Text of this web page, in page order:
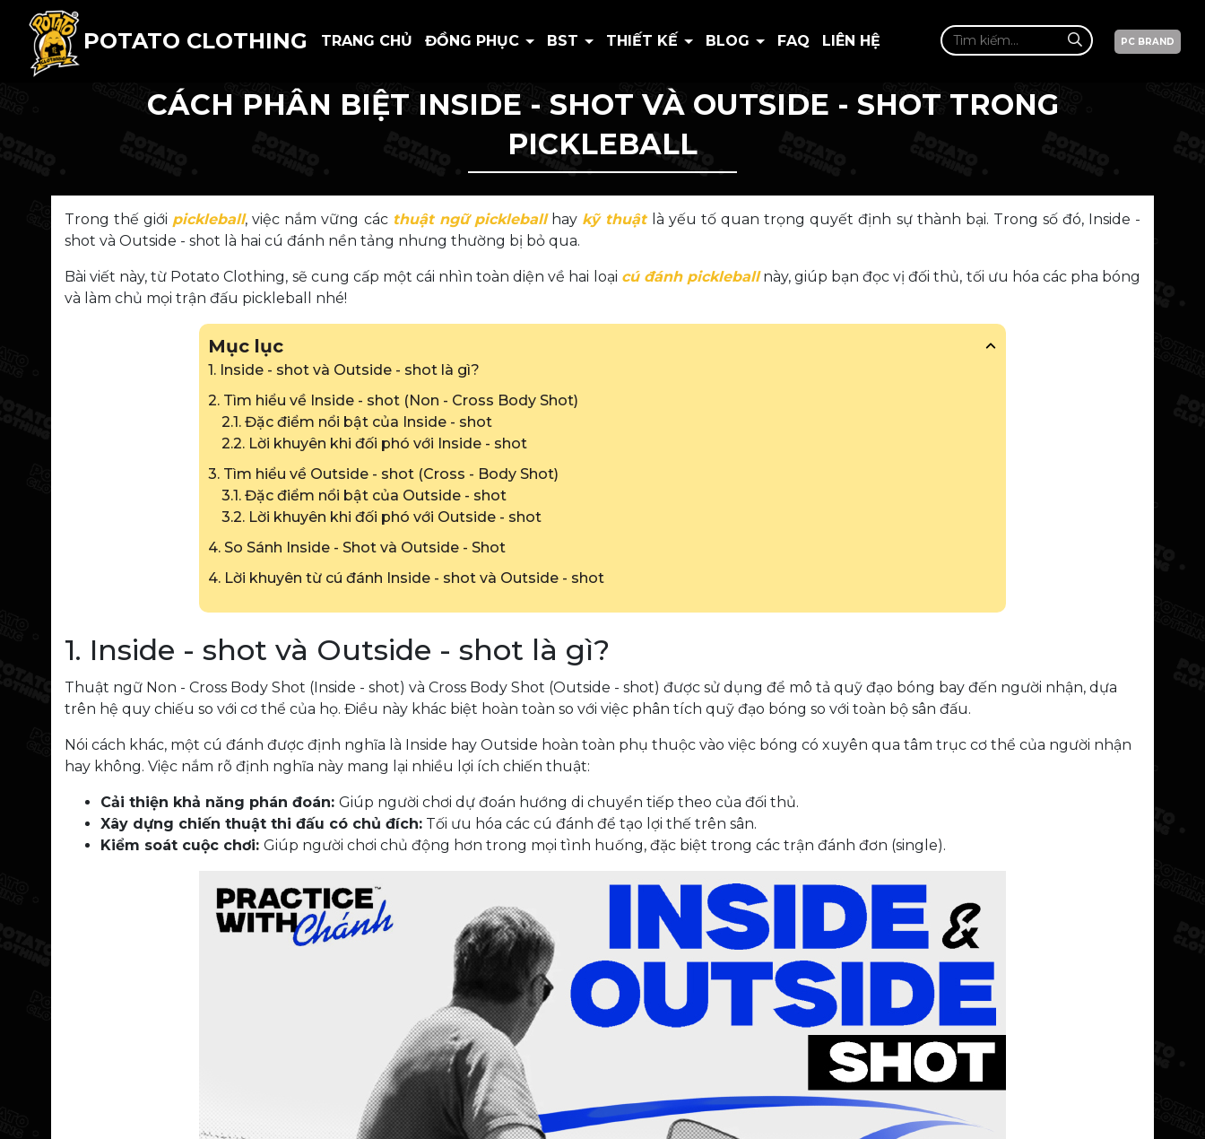
POTATO CLOTHING TRANG CHỦ ĐỒNG PHỤC BST THIẾT KẾ BLOG FAQ LIÊN HỆ PC BRAND
CÁCH PHÂN BIỆT INSIDE - SHOT VÀ OUTSIDE - SHOT TRONG
PICKLEBALL
Trong thế giới pickleball, việc nắm vững các thuật ngữ pickleballhay kỹ thuật là yếu tố quan trọng quyết định sự thành bại. Trong số đó, Inside -
shot và Outside - shot là hai cú đánh nền tảng nhưng thường bị bỏ qua.
Bài viết này, từ Potato Clothing, sẽ cung cấp một cái nhìn toàn diện về hai loại cú đánh pickleballnày, giúp bạn đọc vị đối thủ, tối ưu hóa các pha bóng
và làm chủ mọi trận đấu pickleball nhé!
Mục lục
1. Inside - shot và Outside - shot là gì?
2. Tìm hiểu về Inside - shot (Non - Cross Body Shot)
2.1. Đặc điểm nổi bật của Inside - shot
2.2. Lời khuyên khi đối phó với Inside - shot
3. Tìm hiểu về Outside - shot (Cross - Body Shot)
3.1. Đặc điểm nổi bật của Outside - shot
3.2. Lời khuyên khi đối phó với Outside - shot
4. So Sánh Inside - Shot và Outside - Shot
4. Lời khuyên từ cú đánh Inside - shot và Outside - shot
1. Inside - shot và Outside - shot là gì?
Thuật ngữ Non - Cross Body Shot (Inside - shot) và Cross Body Shot (Outside - shot) được sử dụng để mô tả quỹ đạo bóng bay đến người nhận, dựa
trên hệ quy chiếu so với cơ thể của họ. Điều này khác biệt hoàn toàn so với việc phân tích quỹ đạo bóng so với toàn bộ sân đấu.
Nói cách khác, một cú đánh được định nghĩa là Inside hay Outside hoàn toàn phụ thuộc vào việc bóng có xuyên qua tâm trục cơ thể của người nhận
hay không. Việc nắm rõ định nghĩa này mang lại nhiều lợi ích chiến thuật:
Cải thiện khả năng phán đoán: Giúp người chơi dự đoán hướng di chuyển tiếp theo của đối thủ.
Xây dựng chiến thuật thi đấu có chủ đích: Tối ưu hóa các cú đánh để tạo lợi thế trên sân.
Kiểm soát cuộc chơi: Giúp người chơi chủ động hơn trong mọi tình huống, đặc biệt trong các trận đánh đơn (single).